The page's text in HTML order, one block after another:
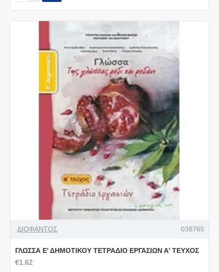
ΔΙΟΦΑΝΤΟΣ 038765
ΓΛΩΣΣΑ Ε' ΔΗΜΟΤΙΚΟΥ ΤΕΤΡΑΔΙΟ ΕΡΓΑΣΙΩΝ Α' ΤΕΥΧΟΣ
€1,62